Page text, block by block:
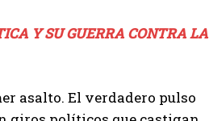
Y SU GUERRA CONTRA LA
asalto. El verdadero pulso